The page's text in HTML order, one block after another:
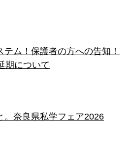
ム！保護者の方への告知！
について
。奈良県私学フェア2026